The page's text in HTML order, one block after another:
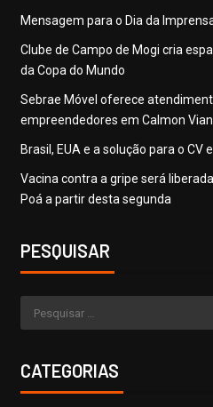
​Mensagem para o Dia da
Clube de Campo de Mogi cria
da Copa do Mundo
Sebrae Móvel oferece
empreendedores em Calmon
Brasil, EUA e a solução para o CV
Vacina contra a gripe será
Poá a partir desta segunda
PESQUISAR
CATEGORIAS